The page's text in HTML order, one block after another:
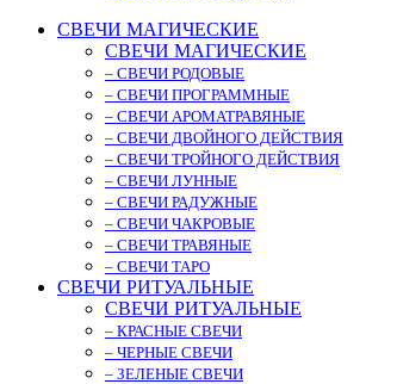
СВЕЧИ МАГИЧЕСКИЕ
СВЕЧИ МАГИЧЕСКИЕ
– СВЕЧИ РОДОВЫЕ
– СВЕЧИ ПРОГРАММНЫЕ
– СВЕЧИ АРОМАТРАВЯНЫЕ
– СВЕЧИ ДВОЙНОГО ДЕЙСТВИЯ
– СВЕЧИ ТРОЙНОГО ДЕЙСТВИЯ
– СВЕЧИ ЛУННЫЕ
– СВЕЧИ РАДУЖНЫЕ
– СВЕЧИ ЧАКРОВЫЕ
– СВЕЧИ ТРАВЯНЫЕ
– СВЕЧИ ТАРО
СВЕЧИ РИТУАЛЬНЫЕ
СВЕЧИ РИТУАЛЬНЫЕ
– КРАСНЫЕ СВЕЧИ
– ЧЕРНЫЕ СВЕЧИ
– ЗЕЛЕНЫЕ СВЕЧИ